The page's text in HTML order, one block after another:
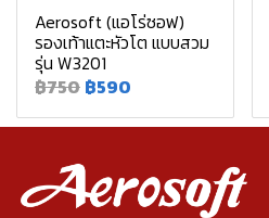
Aerosoft (แอโร่ซอฟ)
รองเท้าแตะหัวโต แบบสวม
รุ่น W3201
฿750 ฿590